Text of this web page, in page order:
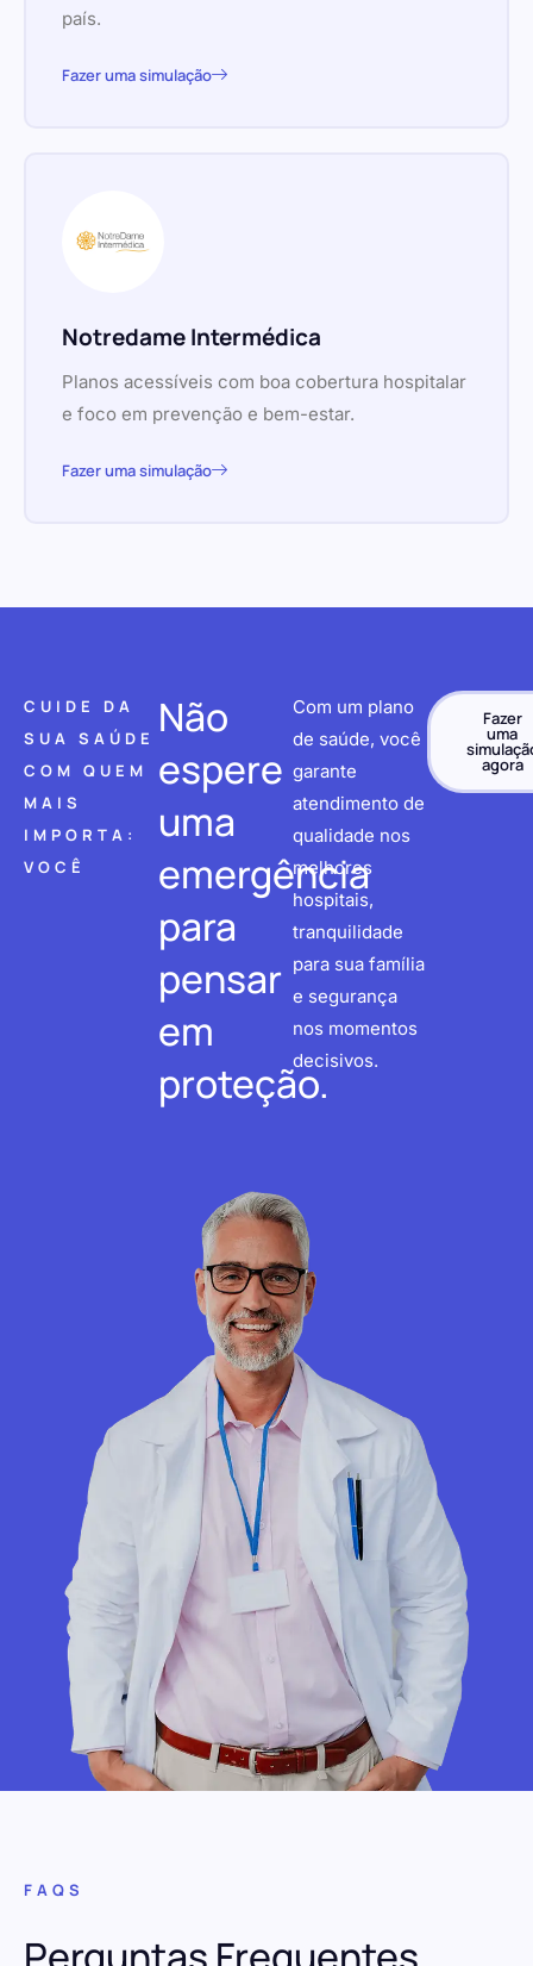
país.
Fazer uma simulação
Notredame Intermédica
Planos acessíveis com boa cobertura hospitalar
e foco em prevenção e bem-estar.
Fazer uma simulação
CUIDE DA
SUA SAÚDE
COM QUEM
MAIS
IMPORTA:
VOCÊ
Não
espere
uma
emergência
para
pensar
em
proteção.
Com um plano
de saúde, você
garante
atendimento de
qualidade nos
melhores
hospitais,
tranquilidade
para sua família
e segurança
nos momentos
decisivos.
Fazer
uma
agora
FAQS